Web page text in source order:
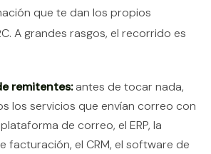
que te dan los propios
A grandes rasgos, el recorrido es
remitentes:antes de tocar nada,
los servicios que envían correo con
de correo, el ERP, la
facturación, el CRM, el software de